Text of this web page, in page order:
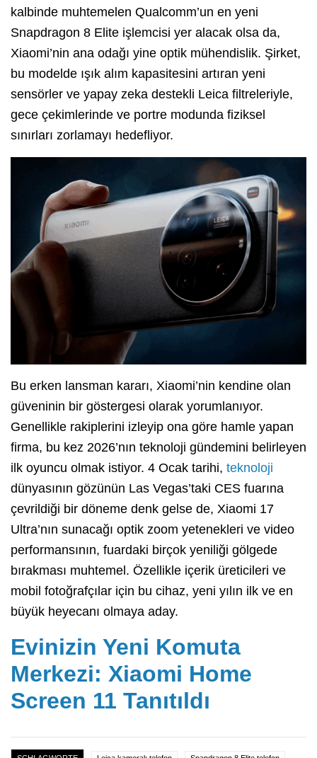
kalbinde muhtemelen Qualcomm’un en yeni
Snapdragon 8 Elite işlemcisi yer alacak olsa da,
Xiaomi’nin ana odağı yine optik mühendislik. Şirket,
bu modelde ışık alım kapasitesini artıran yeni
sensörler ve yapay zeka destekli Leica filtreleriyle,
gece çekimlerinde ve portre modunda fiziksel
sınırları zorlamayı hedefliyor.
Bu erken lansman kararı, Xiaomi’nin kendine olan
güveninin bir göstergesi olarak yorumlanıyor.
Genellikle rakiplerini izleyip ona göre hamle yapan
firma, bu kez 2026’nın teknoloji gündemini belirleyen
ilk oyuncu olmak istiyor. 4 Ocak tarihi, teknoloji
dünyasının gözünün Las Vegas’taki CES fuarına
çevrildiği bir döneme denk gelse de, Xiaomi 17
Ultra’nın sunacağı optik zoom yetenekleri ve video
performansının, fuardaki birçok yeniliği gölgede
bırakması muhtemel. Özellikle içerik üreticileri ve
mobil fotoğrafçılar için bu cihaz, yeni yılın ilk ve en
büyük heyecanı olmaya aday.
Evinizin Yeni Komuta
Merkezi: Xiaomi Home
Screen 11 Tanıtıldı